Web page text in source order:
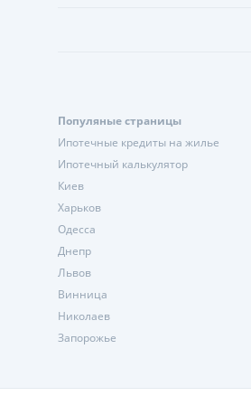
Популяные страницы
Ипотечные кредиты на жилье
Ипотечный калькулятор
Киев
Харьков
Одесса
Днепр
Львов
Винница
Николаев
Запорожье